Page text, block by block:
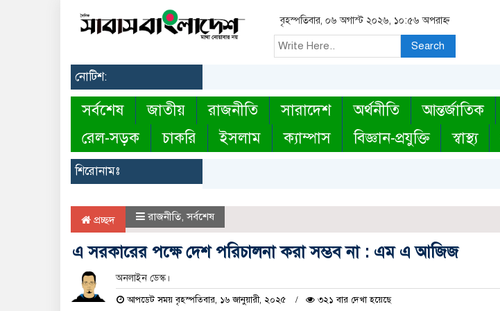
বৃহস্পতিবার, ০৬ অগাস্ট ২০২৬, ১০:৫৬ অপরাহ্ন
Search
নোটিশ:
সর্বশেষ জাতীয় রাজনীতি সারাদেশ অর্থনীতি আন্তর্জাতিক
রেল-সড়ক
চাকরি ইসলাম ক্যাম্পাস বিজ্ঞান-প্রযুক্তি স্বাস্থ্য
শিরোনামঃ
প্রচ্ছদ রাজনীতি,সর্বশেষ
এ সরকারের পক্ষে দেশ পরিচালনা করা সম্ভব না : এম এ আজিজ
অনলাইন ডেস্ক।
আপডেট সময় বৃহস্পতিবার, ১৬ জানুয়ারী, ২০২৫ ৩২১ বার দেখা হয়েছে